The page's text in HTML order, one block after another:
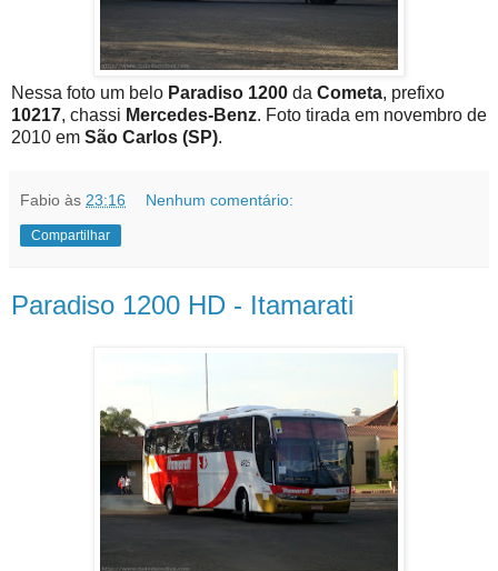
Nessa foto um belo Paradiso 1200 da Cometa, prefixo
10217, chassi Mercedes-Benz. Foto tirada em novembro de
2010 em São Carlos (SP).
Fabio às 23:16 Nenhum comentário:
Compartilhar
Paradiso 1200 HD - Itamarati